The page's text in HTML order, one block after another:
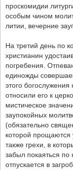
проскомидии
особым чином
литии, вечерние
На третий день по
христианин
погребения.
единожды
этого богослужения
относили его к
мистическое
заупокойных
(обязательно
которой
также грехи, в
забыл покаяться
отпускается в